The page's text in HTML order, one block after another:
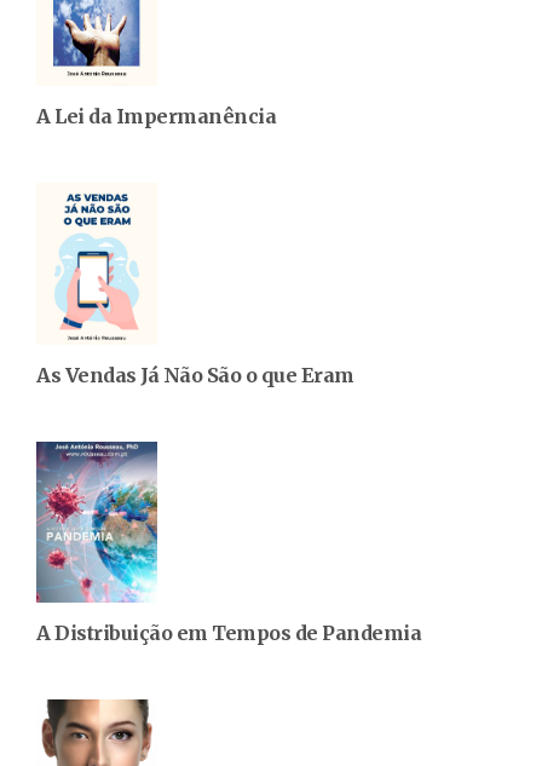
A Lei da Impermanência
As Vendas Já Não São o que Eram
A Distribuição em Tempos de Pandemia